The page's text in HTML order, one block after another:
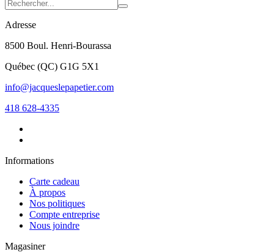
Adresse
8500 Boul. Henri-Bourassa
Québec (QC) G1G 5X1
info@jacqueslepapetier.com
418 628-4335
Informations
Carte cadeau
À propos
Nos politiques
Compte entreprise
Nous joindre
Magasiner